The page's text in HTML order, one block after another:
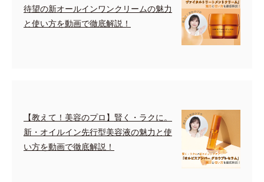
待望の新オールインワンクリームの魅力
と使い方を動画で徹底解説！
【教えて！美容のプロ】賢く・ラクに。
新・オイルイン先行型美容液の魅力と使
い方を動画で徹底解説！